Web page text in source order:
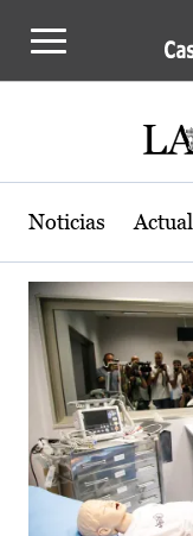
Actualidad
Noticias